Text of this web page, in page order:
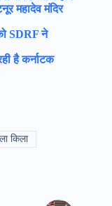
महादेव मंदिर
SDRF ने
है कर्नाटक
किला